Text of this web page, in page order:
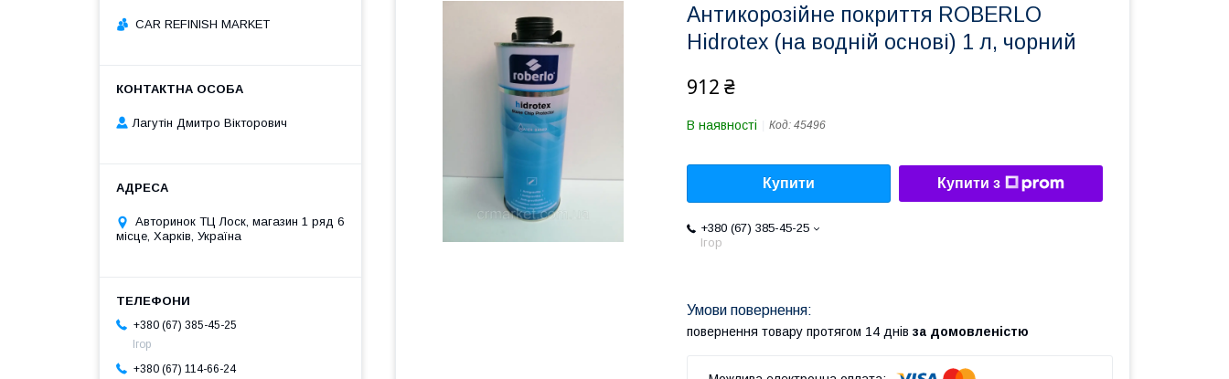
Антикорозійне покриття ROBERLO
Hidrotex (на водній основі) 1 л, чорний
912 ₴
В наявності Код: 45496
Купити Купити з
+380 (67) 385-45-25
Ігор
повернення товару протягом 14 днів за домовленістю
CAR REFINISH MARKET
Лагутін Дмитро Вікторович
Авторинок ТЦ Лоск, магазин 1 ряд 6
місце, Харків, Україна
+380 (67) 385-45-25
Ігор
+380 (67) 114-66-24